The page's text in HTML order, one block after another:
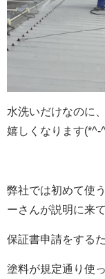
水洗いだけなのに
嬉しくなります(*^-
弊社では初めて使
ーさんが説明に来
保証書申請をする
塗料が規定通り使